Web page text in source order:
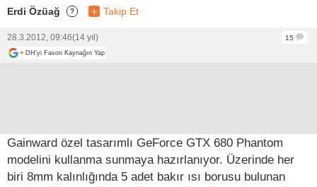
Erdi Özüağ ? + Takip Et
28.3.2012, 09:46(14 yıl)
15
+ DH'yi Favori Kaynağın Yap
Gainward özel tasarımlı GeForce GTX 680 Phantom
modelini kullanma sunmaya hazırlanıyor. Üzerinde her
biri 8mm kalınlığında 5 adet bakır ısı borusu bulunan